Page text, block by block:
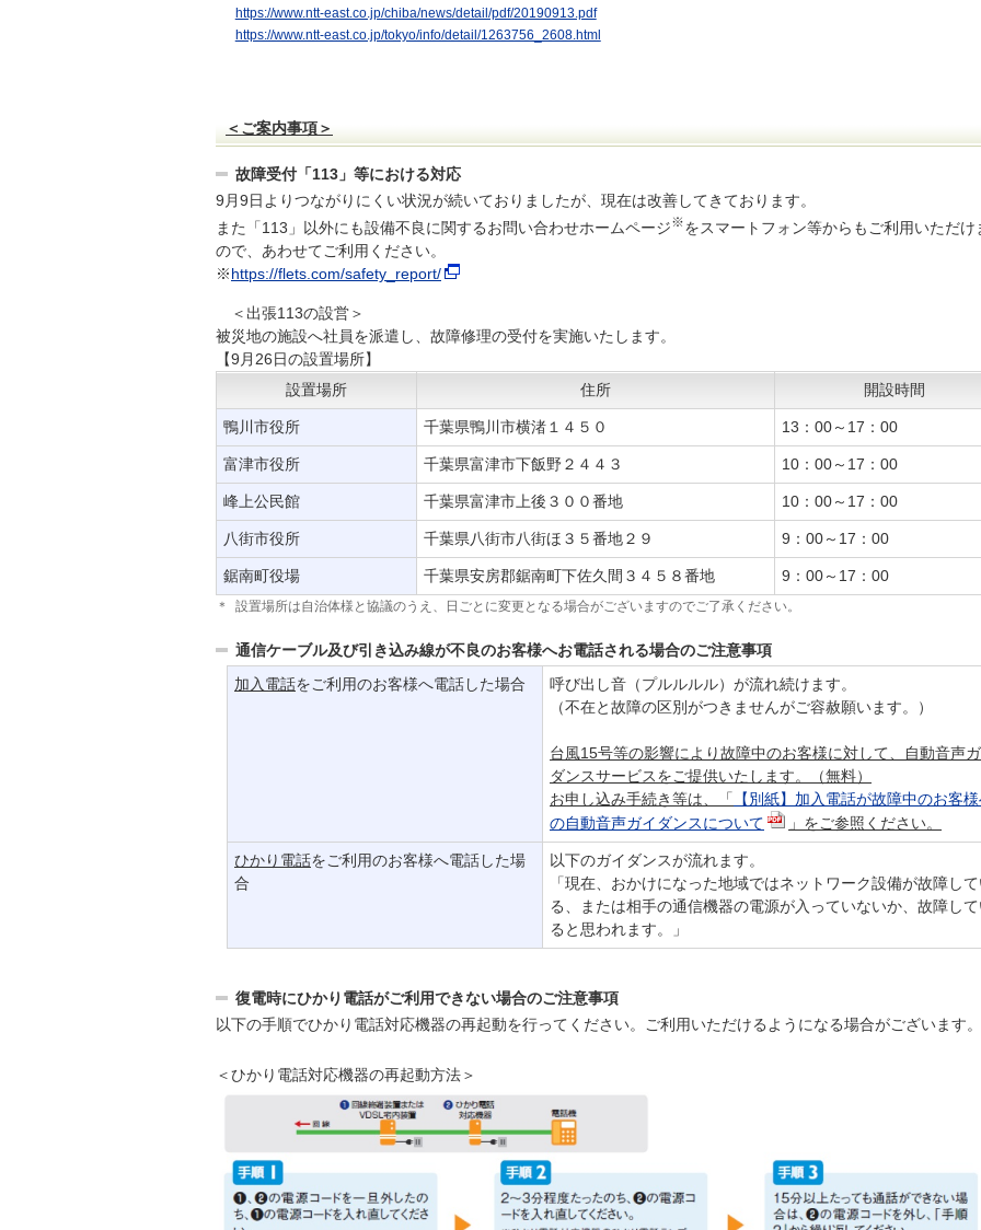
https://www.ntt-east.co.jp/chiba/news/detail/pdf/20190913.pdf
https://www.ntt-east.co.jp/tokyo/info/detail/1263756_2608.html
＜ご案内事項＞
故障受付「113」等における対応
9月9日よりつながりにくい状況が続いておりましたが、現在は改善してきております。
また「113」以外にも設備不良に関するお問い合わせホームページ※をスマートフォン等からもご利用いただけ
ので、あわせてご利用ください。
※https://flets.com/safety_report/
＜出張113の設営＞
被災地の施設へ社員を派遣し、故障修理の受付を実施いたします。
【9月26日の設置場所】
設置場所
住所 開設時間
鴨川市役所 千葉県鴨川市横渚１４５０ 13：00～17：00
富津市役所 千葉県富津市下飯野２４４３ 10：00～17：00
峰上公民館 千葉県富津市上後３００番地 10：00～17：00
八街市役所 千葉県八街市八街ほ３５番地２９ 9：00～17：00
鋸南町役場 千葉県安房郡鋸南町下佐久間３４５８番地 9：00～17：00
＊ 設置場所は自治体様と協議のうえ、日ごとに変更となる場合がございますのでご了承ください。
通信ケーブル及び引き込み線が不良のお客様へお電話される場合のご注意事項
加入電話をご利用のお客様へ電話した場合
呼び出し音（プルルルル）が流れ続けます。
（不在と故障の区別がつきませんがご容赦願います。）
台風15号等の影響により故障中のお客様に対して、自動音声
ダンスサービスをご提供いたします。（無料）
お申し込み手続き等は、「
【別紙】加入電話が故障中のお客
の自動音声ガイダンスについて
」をご参照ください。
ひかり電話をご利用のお客様へ電話した場
合
以下のガイダンスが流れます。
「現在、おかけになった地域ではネットワーク設備が故障し
る、または相手の通信機器の電源が入っていないか、故障し
ると思われます。」
復電時にひかり電話がご利用できない場合のご注意事項
以下の手順でひかり電話対応機器の再起動を行ってください。ご利用いただけるようになる場合がございます。
＜ひかり電話対応機器の再起動方法＞